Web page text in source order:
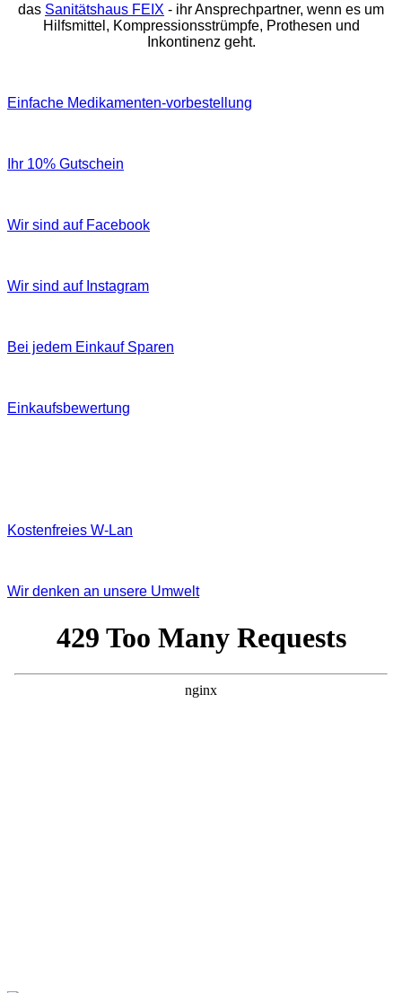
das Sanitätshaus FEIX - ihr Ansprechpartner, wenn es um
Hilfsmittel, Kompressionsstrümpfe, Prothesen und
Inkontinenz geht.
Einfache Medikamenten-vorbestellung
Ihr 10% Gutschein
Wir sind auf Facebook
Wir sind auf Instagram
Bei jedem Einkauf Sparen
Einkaufsbewertung
Kostenfreies W‐Lan
Wir denken an unsere Umwelt